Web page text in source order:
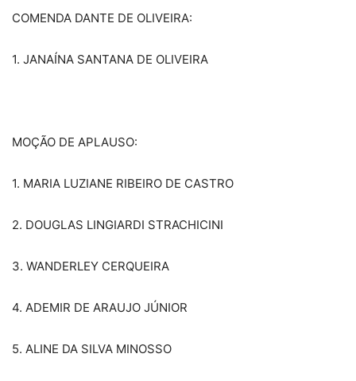
COMENDA DANTE DE OLIVEIRA:
1. JANAÍNA SANTANA DE OLIVEIRA
MOÇÃO DE APLAUSO:
1. MARIA LUZIANE RIBEIRO DE CASTRO
2. DOUGLAS LINGIARDI STRACHICINI
3. WANDERLEY CERQUEIRA
4. ADEMIR DE ARAUJO JÚNIOR
5. ALINE DA SILVA MINOSSO